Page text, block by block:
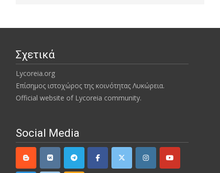
Σχετικά
Lycoreia.org
Επίσημος ιστοχώρος της κοινότητας Λυκώρεια.
Official website of Lycoreia community.
Social Media